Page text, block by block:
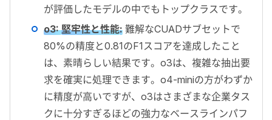
が評価したモデルの中でもトップクラスです。
o3:堅牢性と性能: 難解なCUADサブセットで
80%の精度と0.81のF1スコアを達成したこと
は、素晴らしい結果です。o3は、複雑な抽出要
求を確実に処理できます。o4-miniの方がわずか
に精度が高いですが、o3はさまざまな企業タス
クに十分すぎるほどの強力なベースラインパフ